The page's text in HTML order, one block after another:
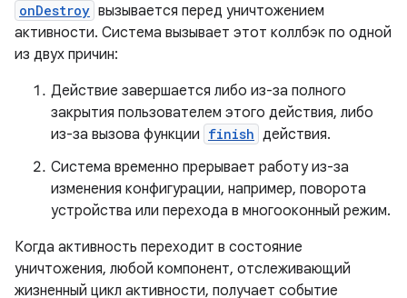
onDestroy вызывается перед уничтожением
активности. Система вызывает этот коллбэк по одной
из двух причин:
Действие завершается либо из-за полного
закрытия пользователем этого действия, либо
из-за вызова функции finish действия.
Система временно прерывает работу из-за
изменения конфигурации, например, поворота
устройства или перехода в многооконный режим.
Когда активность переходит в состояние
уничтожения, любой компонент, отслеживающий
жизненный цикл активности, получает событие